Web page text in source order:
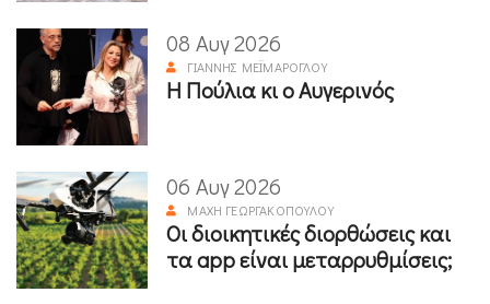
08 Αυγ 2026
ΓΙΆΝΝΗΣ ΜΕΪΜΆΡΟΓΛΟΥ
Η Πούλια κι ο Αυγερινός
06 Αυγ 2026
ΜΆΧΗ ΓΕΩΡΓΑΚΟΠΟΎΛΟΥ
Οι διοικητικές διορθώσεις και
τα app είναι μεταρρυθμίσεις;